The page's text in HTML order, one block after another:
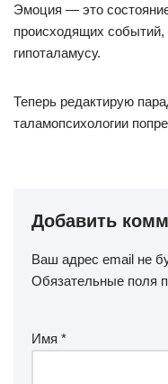
Эмоция — это
происходящих событий,
гипоталамусу.
Теперь редактирую
таламопсихологии
Добавить
Ваш адрес email не
Обязательные поля
Имя *